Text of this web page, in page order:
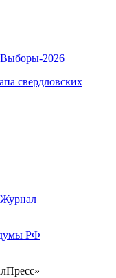
Выборы-2026
свердловских
Журнал
РФ